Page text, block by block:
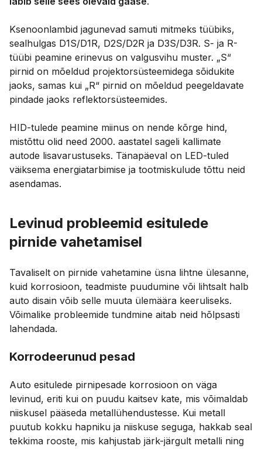
Ksenoonlambid jagunevad samuti mitmeks tüübiks,
sealhulgas D1S/D1R, D2S/D2R ja D3S/D3R. S- ja R-
tüübi peamine erinevus on valgusvihu muster. „S“
pirnid on mõeldud projektorsüsteemidega sõidukite
jaoks, samas kui „R“ pirnid on mõeldud peegeldavate
pindade jaoks reflektorsüsteemides.
HID-tulede peamine miinus on nende kõrge hind,
mistõttu olid need 2000. aastatel sageli kallimate
autode lisavarustuseks. Tänapäeval on LED-tuled
väiksema energiatarbimise ja tootmiskulude tõttu neid
asendamas.
Levinud probleemid esitulede
pirnide vahetamisel
Tavaliselt on pirnide vahetamine üsna lihtne ülesanne,
kuid korrosioon, teadmiste puudumine või lihtsalt halb
auto disain võib selle muuta ülemäära keeruliseks.
Võimalike probleemide tundmine aitab neid hõlpsasti
lahendada.
Korrodeerunud pesad
Auto esitulede pirnipesade korrosioon on väga
levinud, eriti kui on puudu kaitsev kate, mis võimaldab
niiskusel pääseda metallühendustesse. Kui metall
puutub kokku hapniku ja niiskuse seguga, hakkab seal
tekkima rooste, mis kahjustab järk-järgult metalli ning